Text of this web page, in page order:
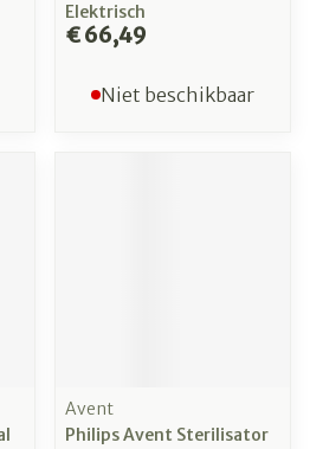
Elektrisch
€ 66,49
Niet beschikbaar
Avent
Philips Avent Sterilisator